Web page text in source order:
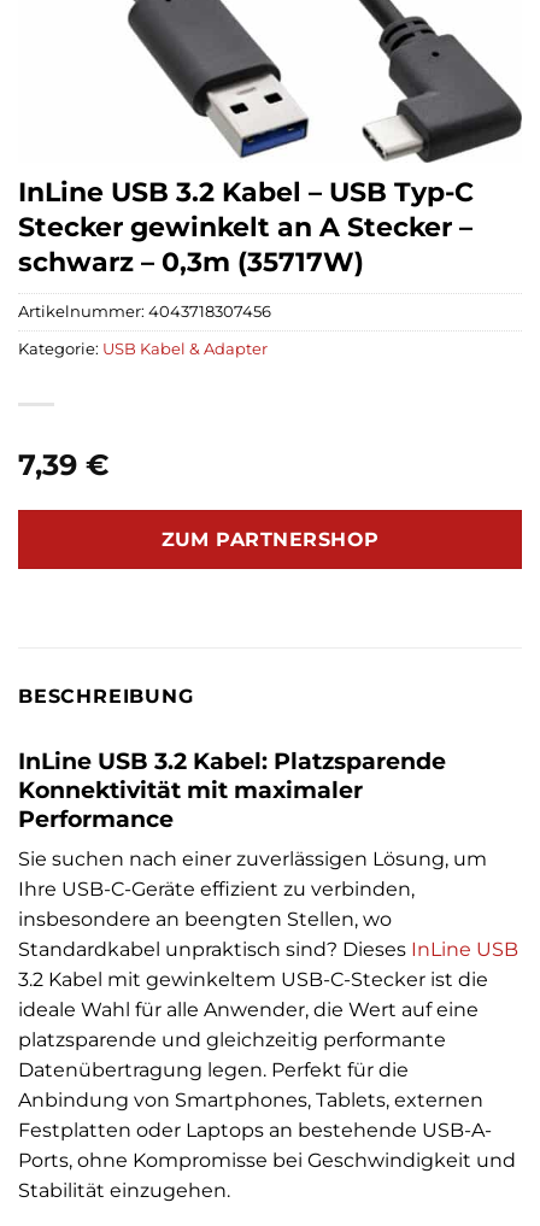
InLine USB 3.2 Kabel – USB Typ-C
Stecker gewinkelt an A Stecker –
schwarz – 0,3m (35717W)
7,39 €
ZUM PARTNERSHOP
Artikelnummer: 4043718307456
Kategorie: USB Kabel & Adapter
BESCHREIBUNG
InLine USB 3.2 Kabel: Platzsparende
Konnektivität mit maximaler
Performance
Sie suchen nach einer zuverlässigen Lösung, um
Ihre USB-C-Geräte effizient zu verbinden,
insbesondere an beengten Stellen, wo
Standardkabel unpraktisch sind? Dieses InLine USB
3.2 Kabel mit gewinkeltem USB-C-Stecker ist die
ideale Wahl für alle Anwender, die Wert auf eine
platzsparende und gleichzeitig performante
Datenübertragung legen. Perfekt für die
Anbindung von Smartphones, Tablets, externen
Festplatten oder Laptops an bestehende USB-A-
Ports, ohne Kompromisse bei Geschwindigkeit und
Stabilität einzugehen.